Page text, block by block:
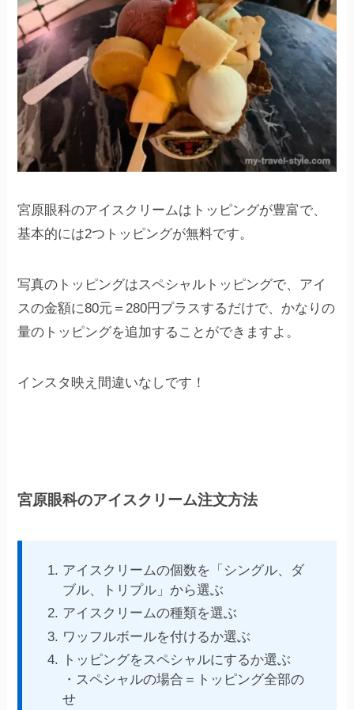
宮原眼科のアイスクリームはトッピングが豊富で、
基本的には2つトッピングが無料です。
写真のトッピングはスペシャルトッピングで、アイ
スの金額に80元＝280円プラスするだけで、かなりの
量のトッピングを追加することができますよ。
インスタ映え間違いなしです！
宮原眼科のアイスクリーム注文方法
アイスクリームの個数を「シングル、ダ
ブル、トリプル」から選ぶ
アイスクリームの種類を選ぶ
ワッフルボールを付けるか選ぶ
トッピングをスペシャルにするか選ぶ
・スペシャルの場合＝トッピング全部の
せ